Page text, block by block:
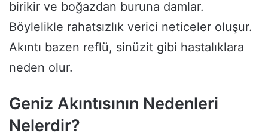
birikir ve boğazdan buruna damlar.
Böylelikle rahatsızlık verici neticeler oluşur.
Akıntı bazen reflü, sinüzit gibi hastalıklara
neden olur.
Geniz Akıntısının Nedenleri
Nelerdir?